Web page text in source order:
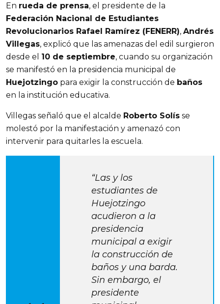
En rueda de prensa
Federación Nacional de Estudiantes
Revolucionarios Rafael Ramírez (FENERR), Andrés
Villegas, explicó que las amenazas del edil surgieron
desde el 10 de septiembre, cuando su organización
Huejotzingo para exigir la construcción de baños
en la institución educativa.
Villegas señaló que el alcalde Roberto Solís se
molestó por la manifestación y amenazó con
intervenir para quitarles la escuela.
“Las y los
estudiantes de
Huejotzingo
acudieron a la
presidencia
municipal a exigir
la construcción de
baños y una barda.
Sin embargo, el
presidente